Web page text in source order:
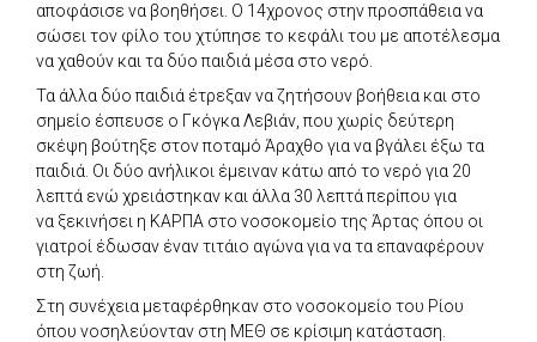
αποφάσισε να βοηθήσει. Ο 14χρονος στην προσπάθεια να
σώσει τον φίλο του χτύπησε το κεφάλι του με αποτέλεσμα
να χαθούν και τα δύο παιδιά μέσα στο νερό.
Τα άλλα δύο παιδιά έτρεξαν να ζητήσουν βοήθεια και στο
σημείο έσπευσε ο Γκόγκα Λεβιάν, που χωρίς δεύτερη
σκέψη βούτηξε στον ποταμό Άραχθο για να βγάλει έξω τα
παιδιά. Οι δύο ανήλικοι έμειναν κάτω από το νερό για 20
λεπτά ενώ χρειάστηκαν και άλλα 30 λεπτά περίπου για
να ξεκινήσει η ΚΑΡΠΑ στο νοσοκομείο της Άρτας όπου οι
γιατροί έδωσαν έναν τιτάιο αγώνα για να τα επαναφέρουν
στη ζωή.
Στη συνέχεια μεταφέρθηκαν στο νοσοκομείο του Ρίου
όπου νοσηλεύονταν στη ΜΕΘ σε κρίσιμη κατάσταση.